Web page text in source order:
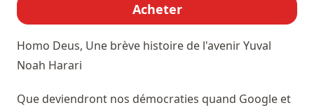
Acheter
Homo Deus, Une brève histoire de l'avenirYuval
Noah Harari
Que deviendront nos démocraties quand Google et